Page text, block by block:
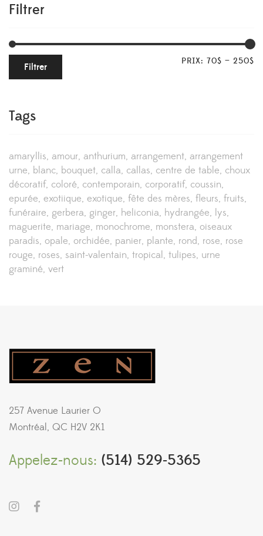
Filtrer
Filtrer PRIX: 70$ — 250$
Tags
amaryllis amour anthurium arrangement arrangement
urne blanc bouquet calla callas centre de table choux
décoratif coloré contemporain corporatif coussin
epurée exotiique exotique fête des mères fleurs fruits
funéraire gerbera ginger heliconia hydrangée lys
maguerite mariage monochrome monstera oiseaux
paradis opale orchidée panier plante rond rose rose
rouge roses saint-valentain tropical tulipes urne
graminé vert
257 Avenue Laurier O
Montréal, QC H2V 2K1
Appelez-nous: (514) 529-5365